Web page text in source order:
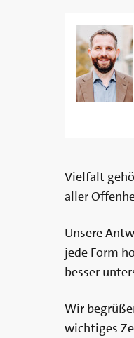
Vielfalt
aller
Unsere
jede Form
besser
Wir
wichtiges